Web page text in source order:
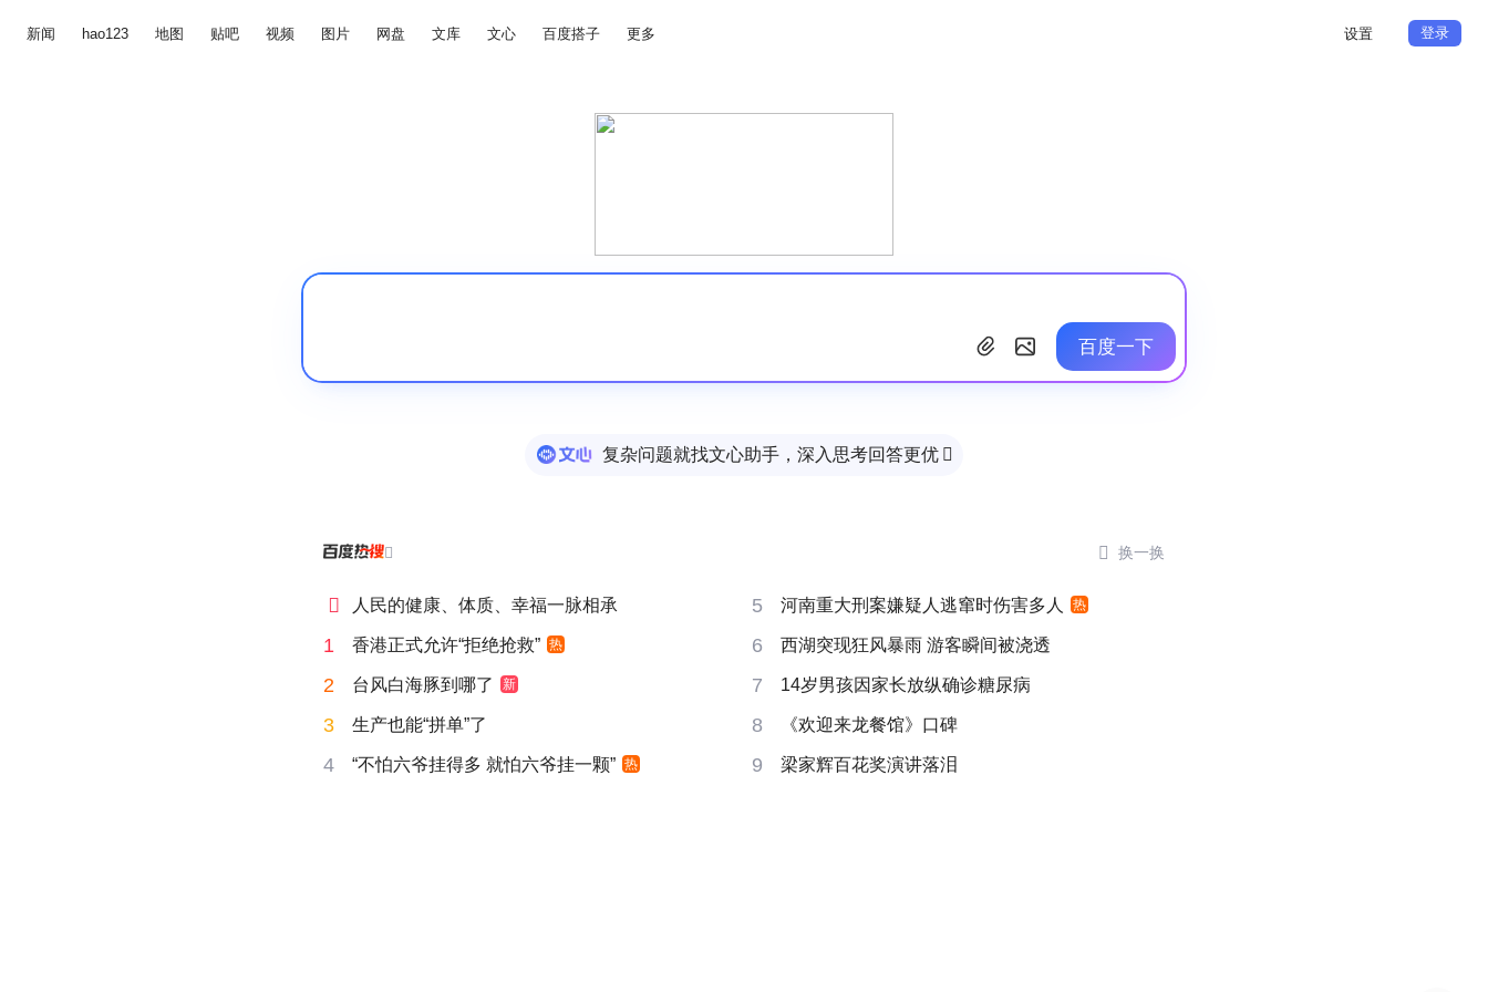
新闻 hao123 地图 贴吧 视频 图片 网盘 文库 文心 百度搭子 更多 设置 登录
百度一下
复杂问题就找文心助手，深入思考回答更优 
  换一换
 人民的健康、体质、幸福一脉相承 5 河南重大刑案嫌疑人逃窜时伤害多人 热
1 香港正式允许“拒绝抢救” 热 6 西湖突现狂风暴雨 游客瞬间被浇透
2 台风白海豚到哪了 新 7 14岁男孩因家长放纵确诊糖尿病
3 生产也能“拼单”了 8 《欢迎来龙餐馆》口碑
4 “不怕六爷挂得多 就怕六爷挂一颗” 热 9 梁家辉百花奖演讲落泪